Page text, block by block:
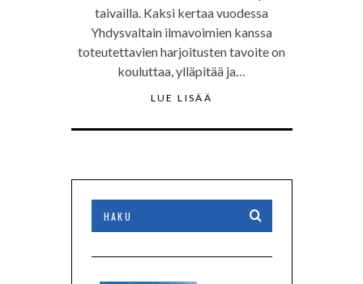
taivailla. Kaksi kertaa vuodessa
Yhdysvaltain ilmavoimien kanssa
toteutettavien harjoitusten tavoite on
kouluttaa, ylläpitää ja…
LUE LISÄÄ